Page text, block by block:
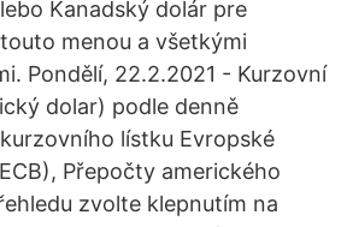
Kanadský dolár pre
menou a všetkými
Pondělí, 22.2.2021 - Kurzovní
dolar) podle denně
lístku Evropské
Přepočty amerického
zvolte klepnutím na